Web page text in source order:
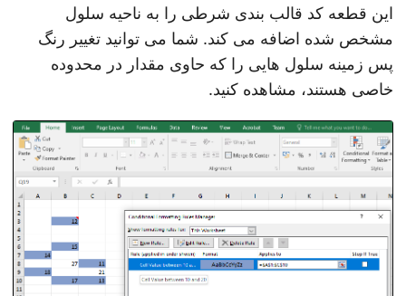
این قطعه کد قالب بندی شرطی را به ناحیه سلول
مشخص شده اضافه می کند. شما می توانید تغییر رنگ
پس زمینه سلول هایی را که حاوی مقدار در محدوده
خاصی هستند، مشاهده کنید.